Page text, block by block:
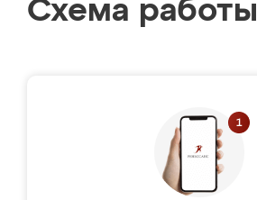
Схема работы